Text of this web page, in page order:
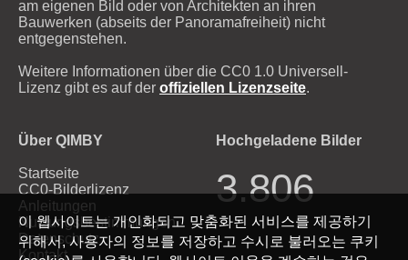
이 웹사이트는 개인화되고 맞춤화된 서비스를 제공하기
위해서, 사용자의 정보를 저장하고 수시로 불러오는 쿠키
am eigenen Bild oder von Architekten an ihren
Bauwerken (abseits der Panoramafreiheit) nicht
entgegenstehen.
Weitere Informationen über die CC0 1.0 Universell-
Lizenz gibt es auf der offiziellen Lizenzseite.
Über QIMBY
Startseite
CC0-Bilderlizenz
Anleitungen
Nutzungsbestimmungen
Datenschutz
Kontakt
Hochgeladene Bilder
3.806